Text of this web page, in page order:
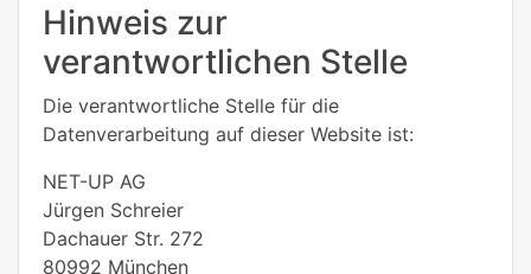
Hinweis zur
verantwortlichen Stelle
Die verantwortliche Stelle für die
Datenverarbeitung auf dieser Website ist:
NET-UP AG
Jürgen Schreier
Dachauer Str. 272
80992 München